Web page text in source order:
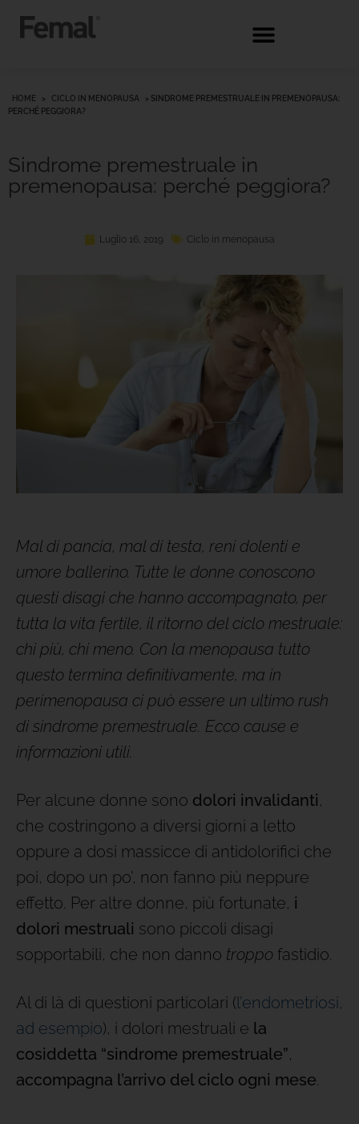
HOME > CICLO IN MENOPAUSA > SINDROME PREMESTRUALE IN PREMENOPAUSA:
PERCHÉ PEGGIORA?
Sindrome premestruale in
premenopausa: perché peggiora?
Luglio 16, 2019 Ciclo in menopausa
Mal di pancia, mal di testa, reni dolenti e
umore ballerino. Tutte le donne conoscono
questi disagi che hanno accompagnato, per
tutta la vita fertile, il ritorno del ciclo mestruale:
chi più, chi meno. Con la menopausa tutto
questo termina definitivamente, ma in
perimenopausa ci può essere un ultimo rush
di sindrome premestruale. Ecco cause e
informazioni utili.
Per alcune donne sono dolori invalidanti,
che costringono a diversi giorni a letto
oppure a dosi massicce di antidolorifici che
poi, dopo un po’, non fanno più neppure
effetto. Per altre donne, più fortunate, i
dolori mestruali sono piccoli disagi
sopportabili, che non danno troppo fastidio.
Al di là di questioni particolari (l’endometriosi,
ad esempio), i dolori mestruali e la
cosiddetta “sindrome premestruale”,
accompagna l’arrivo del ciclo ogni mese.